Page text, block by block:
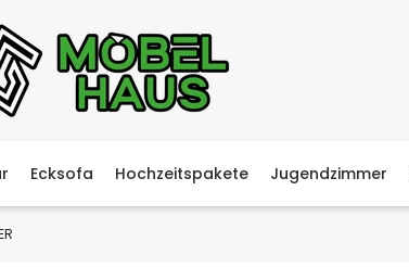
Ecksofa Hochzeitspakete Jugendzimmer